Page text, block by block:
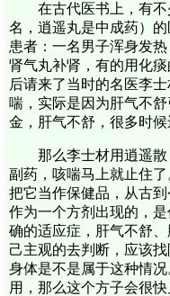
在古代医书上，有
名，逍遥丸是中成药）
患者：一名男子浑身发
肾气丸补肾，有的用化
后请来了当时的名医李
喘，实际是因为肝气不
金，肝气不舒，很多时候
那么李士材用逍遥
副药，咳喘马上就止住
把它当作保健品，从古
作为一个方剂出现的，
确的适应症，肝气不舒
己主观的去判断，应该
身体是不是属于这种情
用，那么这个方子会很快